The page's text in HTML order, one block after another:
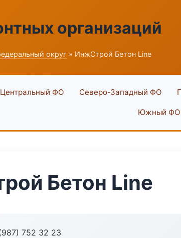
организаций
округ » ИнжСтрой Бетон Line
Центральный ФО Северо-Западный ФО
Южный ФО
Бетон Line
752 32 23